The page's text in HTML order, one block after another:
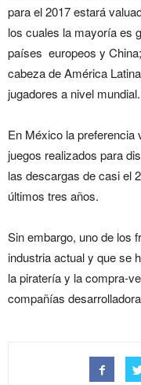
para el 2017 estará
los cuales la mayoría es
países europeos y
cabeza de América
jugadores a nivel mundial.
En México la preferencia
juegos realizados para
las descargas de casi el
últimos tres años.
Sin embargo, uno de los
industria actual y que se
la piratería y la compra-
compañías